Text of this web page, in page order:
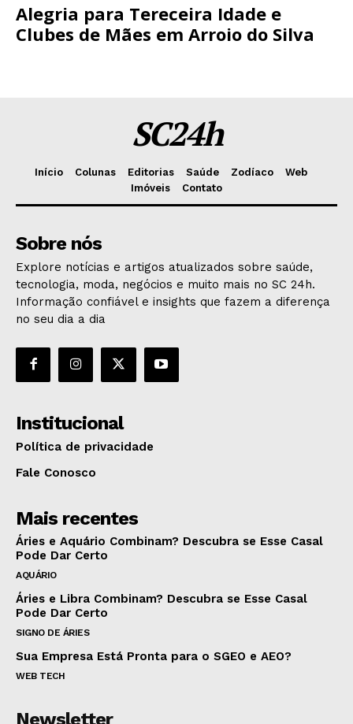
Alegria para Tereceira Idade e
Clubes de Mães em Arroio do Silva
SC24h
Início Colunas Editorias Saúde Zodíaco
Web
Imóveis
Contato
Sobre nós
Explore notícias e artigos atualizados sobre saúde,
tecnologia, moda, negócios e muito mais no SC 24h.
Informação confiável e insights que fazem a diferença
no seu dia a dia
Institucional
Política de privacidade
Fale Conosco
Mais recentes
Áries e Aquário Combinam? Descubra se Esse Casal
Pode Dar Certo
AQUÁRIO
Áries e Libra Combinam? Descubra se Esse Casal
Pode Dar Certo
SIGNO DE ÁRIES
Sua Empresa Está Pronta para o SGEO e AEO?
WEB TECH
Newsletter